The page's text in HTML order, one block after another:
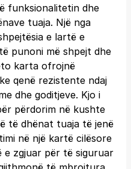
funksionalitetin dhe
tuaja. Një nga
e lartë e
punoni më shpejt dhe
karta ofrojnë
qenë rezistente ndaj
dhe goditjeve. Kjo i
përdorim në kushte
të dhënat tuaja të jenë
në një kartë cilësore
e zgjuar për të siguruar